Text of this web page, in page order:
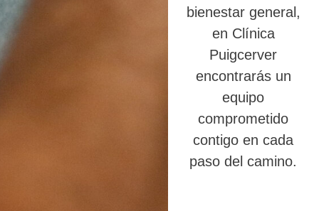
bienestar general,
en Clínica
Puigcerver
encontrarás un
equipo
comprometido
contigo en cada
paso del camino.